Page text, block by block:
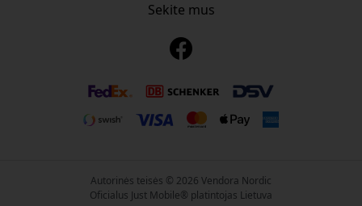
www.nordicsmartlight.seSekite mus
Autorinės teisės © 2026 Vendora Nordic
Oficialus Just Mobile® platintojas Lietuva